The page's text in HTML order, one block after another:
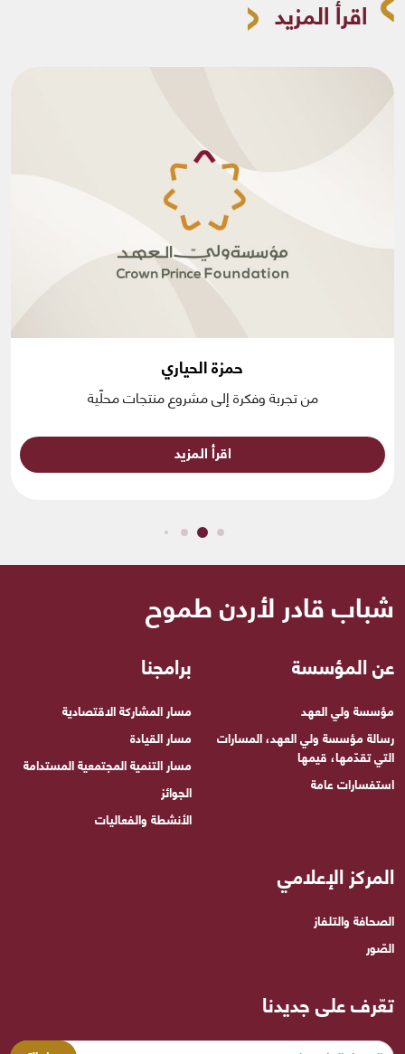
اقرأ المزيد
حمزة الحياري
من تجربة وفكرة إلى مشروع منتجات محلّية
اقرأ المزيد
شباب قادر لأردن طموح
عن المؤسسة
مؤسسة ولي العهد
رسالة مؤسسة ولي العهد، المسارات
التي تقدّمها، قيمها
استفسارات عامة
برامجنا
مسار المشاركة الاقتصادية
مسار القيادة
مسار التنمية المجتمعية المستدامة
الجوائز
الأنشطة والفعاليات
المركز الإعلامي
الصحافة والتلفاز
الصّور
تعّرف على جديدنا